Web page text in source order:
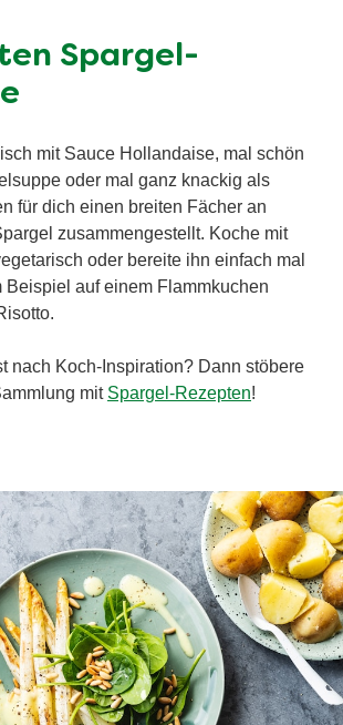
Spargel-
mit Sauce Hollandaise, mal schön
oder mal ganz knackig als
für dich einen breiten Fächer an
zusammengestellt. Koche mit
oder bereite ihn einfach mal
Beispiel auf einem Flammkuchen
nach Koch-Inspiration? Dann stöbere
mit Spargel-Rezepten!